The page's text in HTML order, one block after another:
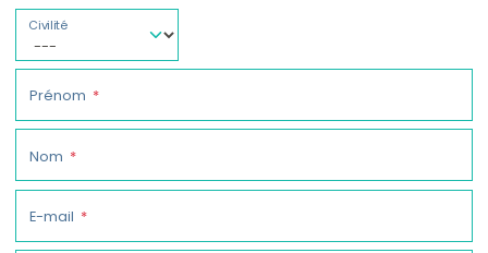
Civilité
Prénom
Nom
E-mail